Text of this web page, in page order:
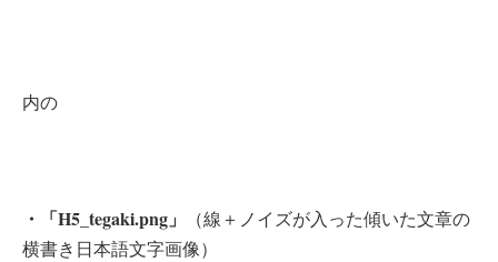
内の
・「H5_tegaki.png」
（線＋ノイズが入った傾いた文章の
横書き日本語文字画像）